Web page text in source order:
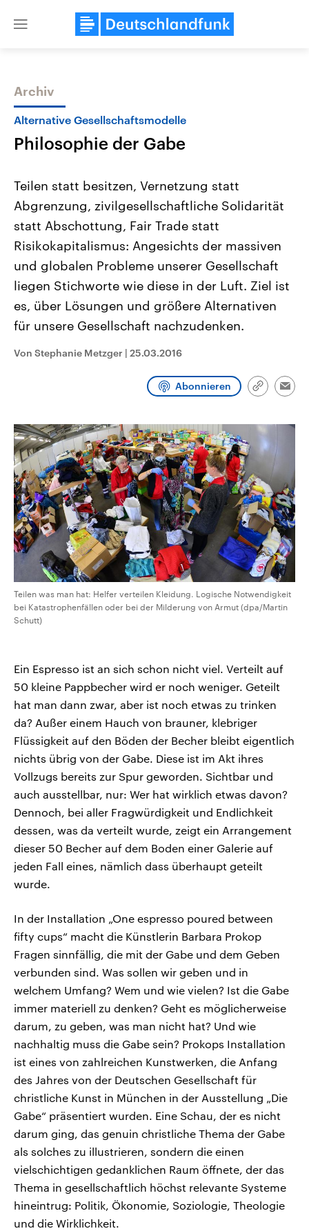
Close
Themen
Landtagswahl Sachsen-Anhalt
2026
Alle Informationen
Sachsen-Anhalt wählt am 6.
September 2026 einen neuen
Landtag. Seit 2021 wird das
Bundesland von einer Koalition aus
Umfragen, Prognosen,
und Hintergründe zu den Parteien
und Kandidaten der anstehenden
USA
Aktuelle Beiträge,
Hintergründe
Wirtschaftlich und
gehören die Vereinigten
mit großem Einfluss auf
Sendungen Programm Podcasts
Archiv
Alternative Gesellschaftsmodelle
Philosophie der Gabe
Teilen statt besitzen, Vernetzung statt
Abgrenzung, zivilgesellschaftliche Solidarität
statt Abschottung, Fair Trade statt
Risikokapitalismus: Angesichts der massiven
und globalen Probleme unserer Gesellschaft
liegen Stichworte wie diese in der Luft. Ziel ist
es, über Lösungen und größere Alternativen
für unsere Gesellschaft nachzudenken.
Von Stephanie Metzger | 25.03.2016
Abonnieren
Link
Teilen was man hat: Helfer verteilen Kleidung. Logische Notwendigkeit
bei Katastrophenfällen oder bei der Milderung von Armut (dpa/Martin
Schutt)
Ein Espresso ist an sich schon nicht viel. Verteilt auf
50 kleine Pappbecher wird er noch weniger. Geteilt
hat man dann zwar, aber ist noch etwas zu trinken
da? Außer einem Hauch von brauner, klebriger
Flüssigkeit auf den Böden der Becher bleibt eigentlich
nichts übrig von der Gabe. Diese ist im Akt ihres
Vollzugs bereits zur Spur geworden. Sichtbar und
auch ausstellbar, nur: Wer hat wirklich etwas davon?
Dennoch, bei aller Fragwürdigkeit und Endlichkeit
dessen, was da verteilt wurde, zeigt ein Arrangement
dieser 50 Becher auf dem Boden einer Galerie auf
jeden Fall eines, nämlich dass überhaupt geteilt
wurde.
In der Installation „One espresso poured between
fifty cups“ macht die Künstlerin Barbara Prokop
Fragen sinnfällig, die mit der Gabe und dem Geben
verbunden sind. Was sollen wir geben und in
welchem Umfang? Wem und wie vielen? Ist die Gabe
immer materiell zu denken? Geht es möglicherweise
darum, zu geben, was man nicht hat? Und wie
nachhaltig muss die Gabe sein? Prokops Installation
ist eines von zahlreichen Kunstwerken, die Anfang
des Jahres von der Deutschen Gesellschaft für
christliche Kunst in München in der Ausstellung „Die
Gabe“ präsentiert wurden. Eine Schau, der es nicht
darum ging, das genuin christliche Thema der Gabe
als solches zu illustrieren, sondern die einen
vielschichtigen gedanklichen Raum öffnete, der das
Thema in gesellschaftlich höchst relevante Systeme
hineintrug: Politik, Ökonomie, Soziologie, Theologie
und die Wirklichkeit.